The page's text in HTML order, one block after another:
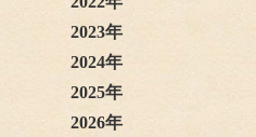
2023年
2024年
2025年
2026年